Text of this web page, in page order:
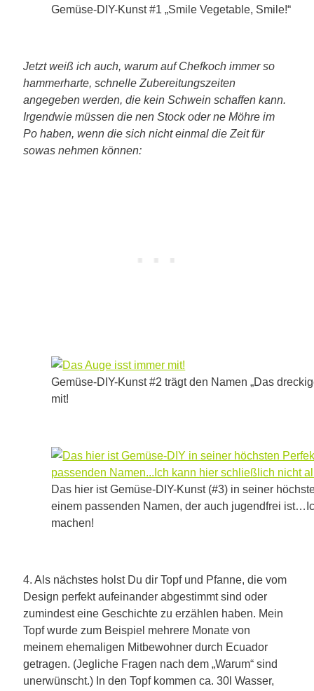
Gemüse-DIY-Kunst #1 „Smile Vegetable, Smile!“
Jetzt weiß ich auch, warum auf Chefkoch immer so
hammerharte, schnelle Zubereitungszeiten
angegeben werden, die kein Schwein schaffen kann.
Irgendwie müssen die nen Stock oder ne Möhre im
Po haben, wenn die sich nicht einmal die Zeit für
sowas nehmen können:
Gemüse-DIY-Kunst #2 trägt den Namen „Das
mit!
Das hier ist Gemüse-DIY-Kunst (#3) in seiner
einem passenden Namen, der auch jugendfrei
machen!
4. Als nächstes holst Du dir Topf und Pfanne, die vom
Design perfekt aufeinander abgestimmt sind oder
zumindest eine Geschichte zu erzählen haben. Mein
Topf wurde zum Beispiel mehrere Monate von
meinem ehemaligen Mitbewohner durch Ecuador
getragen. (Jegliche Fragen nach dem „Warum“ sind
unerwünscht.) In den Topf kommen ca. 30l Wasser,